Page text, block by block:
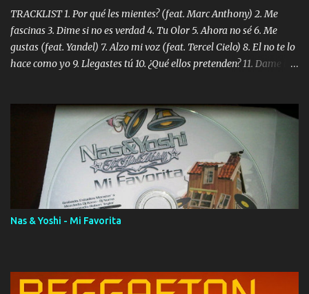
TRACKLIST 1. Por qué les mientes? (feat. Marc Anthony) 2. Me
fascinas 3. Dime si no es verdad 4. Tu Olor 5. Ahora no sé 6. Me
gustas (feat. Yandel) 7. Alzo mi voz (feat. Tercel Cielo) 8. El no te lo
hace como yo 9. Llegastes tú 10. ¿Qué ellos pretenden? 11. Dame la
Digital Booklet – Invicto ----------------------------- Nota:
Album proposto al massimo della qualità in formato iTunes Plus
AAC M4A; comprato su iTunes e a disposizione vostra per il
download. REGGAETON ITALIA Nosotros Somos Los Del
Momento!
Nas & Yoshi - Mi Favorita